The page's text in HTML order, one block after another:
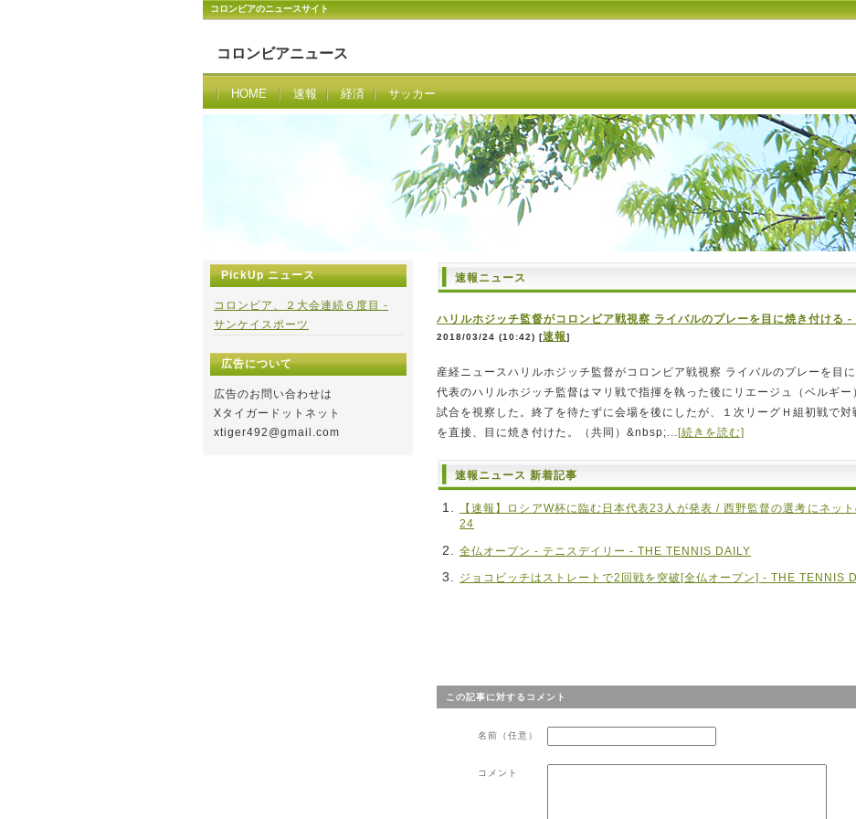
コロンビアのニュースサイト
コロンビアニュース
HOME 速報 経済 サッカー
速報ニュース
ハリルホジッチ監督がコロンビア戦視察 ライバルのプレーを目に焼き付ける -
2018/03/24 (10:42) [速報]
産経ニュースハリルホジッチ監督がコロンビア戦視察 ライバルのプレーを目
代表のハリルホジッチ監督はマリ戦で指揮を執った後にリエージュ（ベルギ
試合を視察した。終了を待たずに会場を後にしたが、１次リーグＨ組初戦で対
を直接、目に焼き付けた。（共同）&nbsp;... [続きを読む]
速報ニュース 新着記事
【速報】ロシアW杯に臨む日本代表23人が発表 / 西野監督の選考にネッ
24
全仏オープン - テニスデイリー - THE TENNIS DAILY
ジョコビッチはストレートで2回戦を突破[全仏オープン] - THE TENNIS
この記事に対するコメント
名前（任意）
コメント
PickUp ニュース
コロンビア、２大会連続６度目 -
サンケイスポーツ
広告について
広告のお問い合わせは
Xタイガードットネット
xtiger492@gmail.com